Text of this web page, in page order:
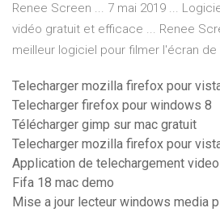
Renee Screen ... 7 mai 2019 ...
vidéo gratuit et efficace ... Renee
meilleur logiciel pour filmer l'écran
Telecharger mozilla firefox pour
Telecharger firefox pour windows 8
Télécharger gimp sur mac gratuit
Telecharger mozilla firefox pour
Application de telechargement
Fifa 18 mac demo
Mise a jour lecteur windows media